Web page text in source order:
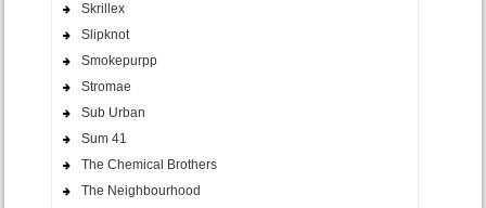
Skrillex
Slipknot
Smokepurpp
Stromae
Sub Urban
Sum 41
The Chemical Brothers
The Neighbourhood